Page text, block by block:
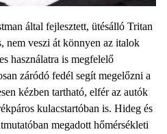
által fejlesztett, ütésálló Tritan
nem veszi át könnyen az italok
használatra is megfelelő
záródó fedél segít megelőzni a
kézben tartható, elfér az autók
kulacstartóban is. Hideg és
megadott hőmérsékleti